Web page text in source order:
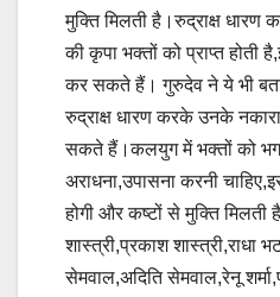
मुक्ति मिलती है।रुद्राक्ष
की कृपा भक्तों को प्राप्त होती
कर सकते हैं। गुरुदेव ने ये भी
रुद्राक्ष धारण करके उनके
सकते हैं।कलयुग में भक्तों को
अराधना,उपासना करनी
होगी और कष्टों से मुक्ति
शास्त्री,प्रकाश शास्त्री,राधा
सेमवाल,अदिति सेमवाल,रेनू